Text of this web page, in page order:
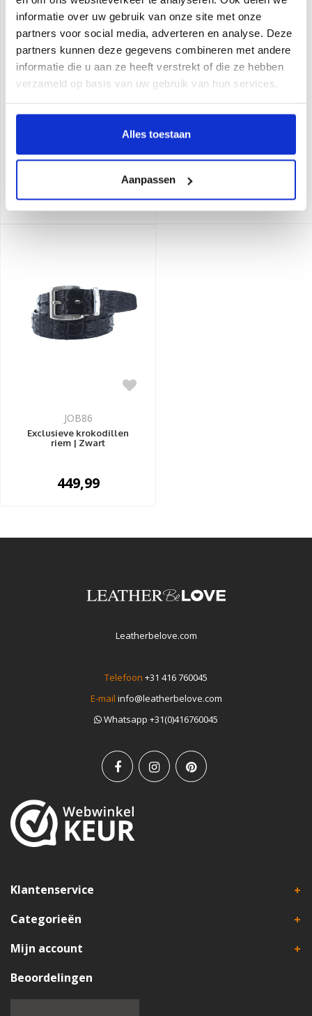
informatie over uw gebruik van onze site met onze
partners voor social media, adverteren en analyse. Deze
partners kunnen deze gegevens combineren met andere
informatie die u aan ze heeft verstrekt of die ze hebben
verzameld op basis van uw gebruik van hun services.
Alles toestaan
Aanpassen
riem | Bruin
449,99
riem | Cognac
449,99
JOB86
Exclusieve krokodillen
riem | Zwart
449,99
Leatherbelove.com
Telefoon +31 416 760045
E-mail info@leatherbelove.com
Whatsapp +31(0)416760045
Klantenservice
Categorieën
Mijn account
Beoordelingen